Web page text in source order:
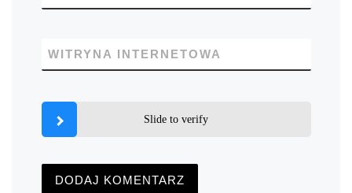
WITRYNA INTERNETOWA
Slide to verify